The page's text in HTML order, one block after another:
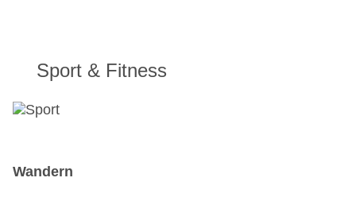
Sport & Fitness
Wandern